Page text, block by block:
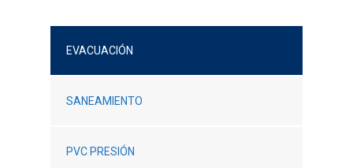
Trabaja con nosotros
EVACUACIÓN
SANEAMIENTO
PVC PRESIÓN